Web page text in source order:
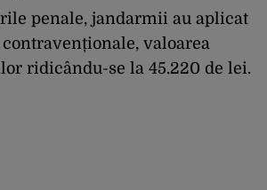
penale, jandarmii au aplicat
valoarea
ridicându-se la 45.220 de lei.